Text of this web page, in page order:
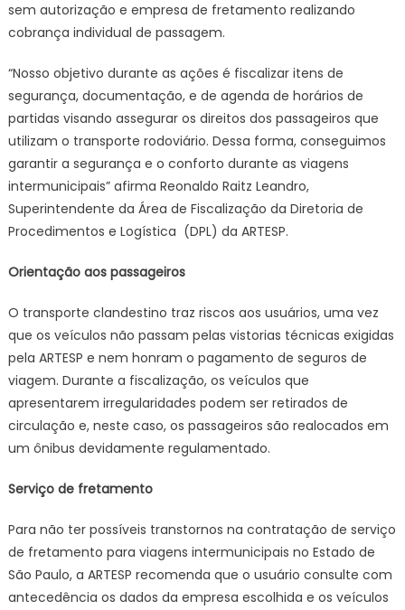
sem autorização e empresa de fretamento realizando
cobrança individual de passagem.
“Nosso objetivo durante as ações é fiscalizar itens de
segurança, documentação, e de agenda de horários de
partidas visando assegurar os direitos dos passageiros que
utilizam o transporte rodoviário. Dessa forma, conseguimos
garantir a segurança e o conforto durante as viagens
intermunicipais” afirma Reonaldo Raitz Leandro,
Superintendente da Área de Fiscalização da Diretoria de
Procedimentos e Logística (DPL) da ARTESP.
Orientação aos passageiros
O transporte clandestino traz riscos aos usuários, uma vez
que os veículos não passam pelas vistorias técnicas exigidas
pela ARTESP e nem honram o pagamento de seguros de
viagem. Durante a fiscalização, os veículos que
apresentarem irregularidades podem ser retirados de
circulação e, neste caso, os passageiros são realocados em
um ônibus devidamente regulamentado.
Serviço de fretamento
Para não ter possíveis transtornos na contratação de serviço
de fretamento para viagens intermunicipais no Estado de
São Paulo, a ARTESP recomenda que o usuário consulte com
antecedência os dados da empresa escolhida e os veículos